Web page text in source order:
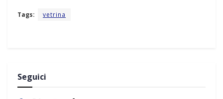
Tags: vetrina
Seguici